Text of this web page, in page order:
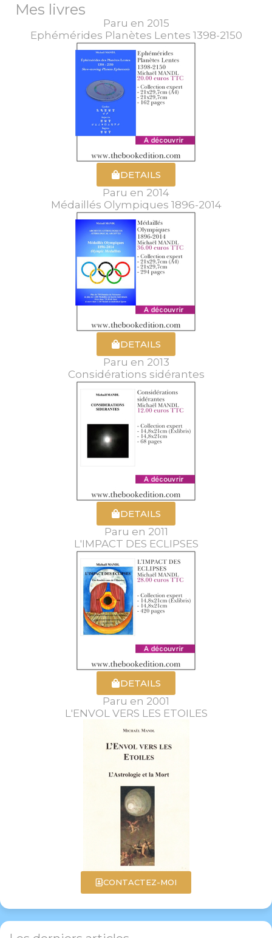
Mes livres
Paru en 2015
Ephémérides Planètes Lentes 1398-2150
DETAILS
Paru en 2014
Médaillés Olympiques 1896-2014
DETAILS
Paru en 2013
Considérations sidérantes
DETAILS
Paru en 2011
L'IMPACT DES ECLIPSES
DETAILS
Paru en 2001
L'ENVOL VERS LES ETOILES
CONTACTEZ-MOI